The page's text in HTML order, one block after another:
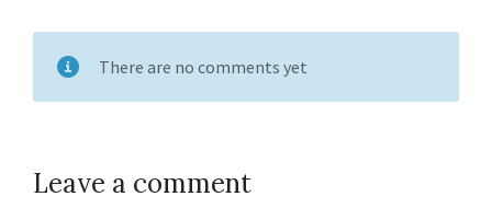
There are no comments yet
Leave a comment